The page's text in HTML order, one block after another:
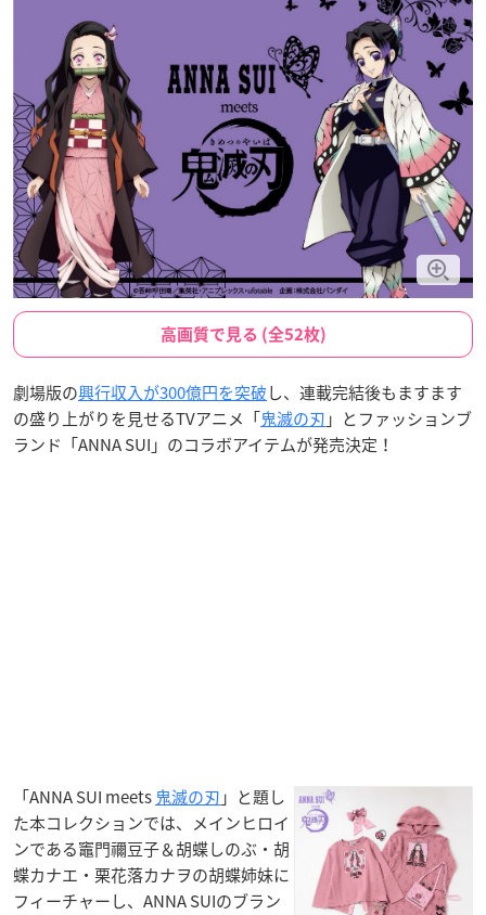
高画質で見る (全52枚)
劇場版の興行収入が300億円を突破し、連載完結後もますます
の盛り上がりを見せるTVアニメ「鬼滅の刃 」とファッションブ
ランド「ANNA SUI」のコラボアイテムが発売決定！
「ANNA SUI meets 鬼滅の刃 」と題し
た本コレクションでは、メインヒロイ
ンである竈門禰豆子＆胡蝶しのぶ・胡
蝶カナエ・栗花落カナヲの胡蝶姉妹に
フィーチャーし、ANNA SUIのブラン